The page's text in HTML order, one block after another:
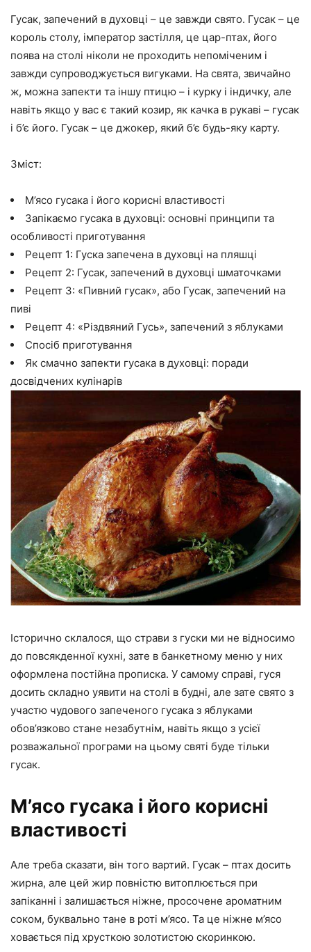
Гусак, запечений в духовці – це завжди свято. Гусак – це
король столу, імператор застілля, це цар-птах, його
поява на столі ніколи не проходить непоміченим і
завжди супроводжується вигуками. На свята, звичайно
ж, можна запекти та іншу птицю – і курку і індичку, але
навіть якщо у вас є такий козир, як качка в рукаві – гусак
і б’є його. Гусак – це джокер, який б’є будь-яку карту.
Зміст:
М’ясо гусака і його корисні властивості
Запікаємо гусака в духовці: основні принципи та
особливості приготування
Рецепт 1: Гуска запечена в духовці на пляшці
Рецепт 2: Гусак, запечений в духовці шматочками
Рецепт 3: «Пивний гусак», або Гусак, запечений на
пиві
Рецепт 4: «Різдвяний Гусь», запечений з яблуками
Спосіб приготування
Як смачно запекти гусака в духовці: поради
досвідчених кулінарів
Історично склалося, що страви з гуски ми не відносимо
до повсякденної кухні, зате в банкетному меню у них
оформлена постійна прописка. У самому справі, гуся
досить складно уявити на столі в будні, але зате свято з
участю чудового запеченого гусака з яблуками
обов’язково стане незабутнім, навіть якщо з усієї
розважальної програми на цьому святі буде тільки
гусак.
М’ясо гусака і його корисні
властивості
Але треба сказати, він того вартий. Гусак – птах досить
жирна, але цей жир повністю витоплюється при
запіканні і залишається ніжне, просочене ароматним
соком, буквально тане в роті м’ясо. Та це ніжне м’ясо
ховається під хрусткою золотистою скоринкою.